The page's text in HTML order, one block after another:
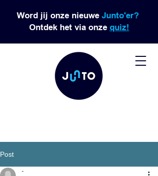
Word jij onze nieuwe Junto'er?
Ontdek het via onze quiz!
Post
-